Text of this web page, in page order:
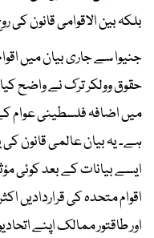
بلکہ بین الاقوامی قانون
جنیوا سے جاری بیان میں
حقوق وولکر ترک نے واضح
میں اضافہ فلسطینی عوام
ہے۔ یہ بیان عالمی قانون کی
ایسے بیانات کے بعد کوئی
اقوام متحدہ کی قراردادیں
اور طاقتور ممالک اپنے